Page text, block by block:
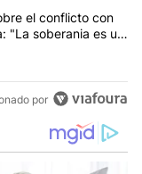
de
el conflicto con
"La soberania es un
por